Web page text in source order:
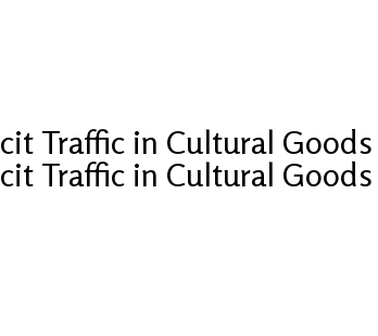
Traffic in Cultural Goods
Traffic in Cultural Goods